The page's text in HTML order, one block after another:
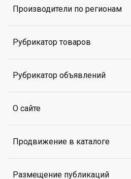
Производители по регионам
Рубрикатор товаров
Рубрикатор объявлений
О сайте
Продвижение в каталоге
Размещение публикаций